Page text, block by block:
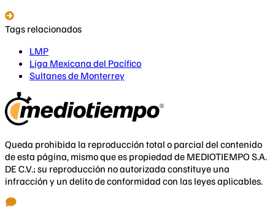
Tags relacionados
LMP
Liga Mexicana del Pacífico
Sultanes de Monterrey
Queda prohibida la reproducción total o parcial del contenido
de esta página, mismo que es propiedad de MEDIOTIEMPO S.A.
DE C.V.; su reproducción no autorizada constituye una
infracción y un delito de conformidad con las leyes aplicables.